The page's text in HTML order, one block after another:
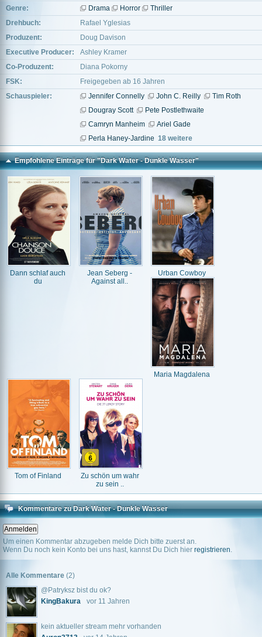
Genre:
Drama Horror
Thriller
Drehbuch:
Rafael Yglesias
Produzent:
Doug Davison
Executive Producer:
Ashley Kramer
Co-Produzent:
Diana Pokorny
FSK:
Freigegeben ab 16 Jahren
Schauspieler:
Jennifer Connelly John C. Reilly
Tim Roth
Dougray Scott
Pete Postlethwaite
Camryn Manheim
Ariel Gade
Perla Haney-Jardine 18 weitere
Empfohlene Einträge für "Dark Water - Dunkle Wasser"
Dann schlaf auch
du
Jean Seberg -
Against all..
Urban Cowboy
Maria Magdalena
Tom of Finland
Zu schön um wahr
zu sein ..
Kommentare zu Dark Water - Dunkle Wasser
Um einen Kommentar abzugeben melde Dich bitte zuerst an.
Wenn Du noch kein Konto bei uns hast, kannst Du Dich hier registrieren.
Alle Kommentare (2)
@Patryksz bist du ok?
KingBakura
vor 11 Jahren
kein aktueller stream mehr vorhanden